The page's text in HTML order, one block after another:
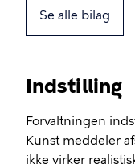
Se alle bilag
Indstilling
Forvaltningen
Kunst meddeler
ikke virker